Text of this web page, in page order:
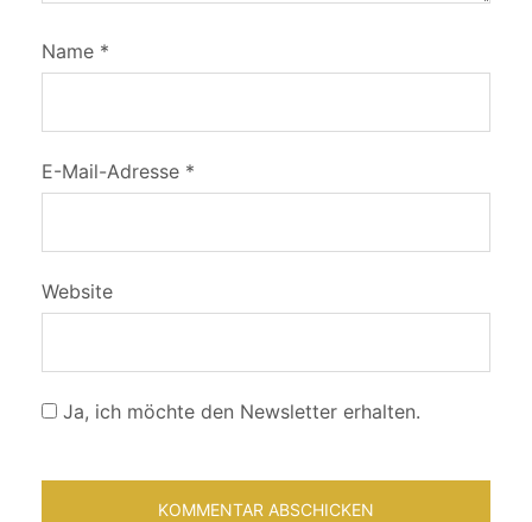
Name *
E-Mail-Adresse *
Website
Ja, ich möchte den Newsletter erhalten.